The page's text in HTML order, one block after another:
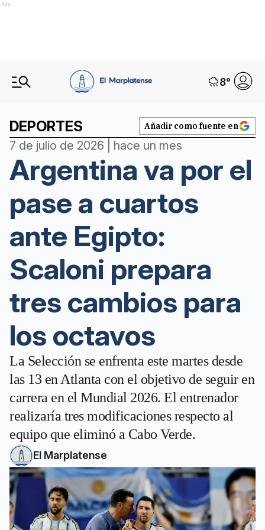
Ads
8°
DEPORTES Añadir como fuente en
7 de julio de 2026 | hace un mes
Argentina va por el
pase a cuartos
ante Egipto:
Scaloni prepara
tres cambios para
los octavos
La Selección se enfrenta este martes desde
las 13 en Atlanta con el objetivo de seguir en
carrera en el Mundial 2026. El entrenador
realizaría tres modificaciones respecto al
equipo que eliminó a Cabo Verde.
El Marplatense